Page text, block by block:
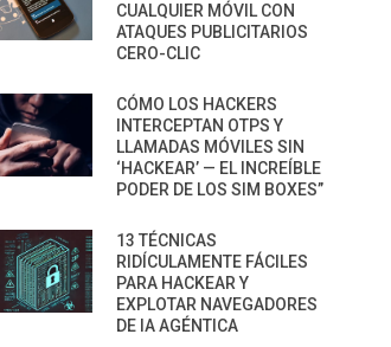
CUALQUIER MÓVIL CON
ATAQUES PUBLICITARIOS
CERO-CLIC
CÓMO LOS HACKERS
INTERCEPTAN OTPS Y
LLAMADAS MÓVILES SIN
‘HACKEAR’ — EL INCREÍBLE
PODER DE LOS SIM BOXES”
13 TÉCNICAS
RIDÍCULAMENTE FÁCILES
PARA HACKEAR Y
EXPLOTAR NAVEGADORES
DE IA AGÉNTICA